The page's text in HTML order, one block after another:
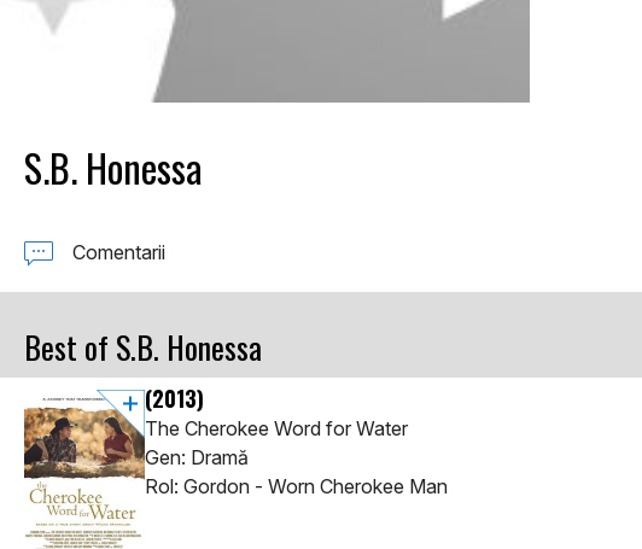
S.B. Honessa
Comentarii
Best of S.B. Honessa
(2013)
The Cherokee Word for Water
Gen: Dramă
Rol: Gordon - Worn Cherokee Man